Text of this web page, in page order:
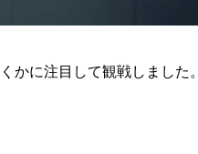
かに注目して観戦しました。